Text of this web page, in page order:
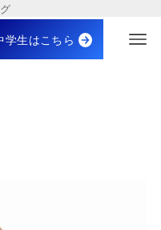
学生はこちら